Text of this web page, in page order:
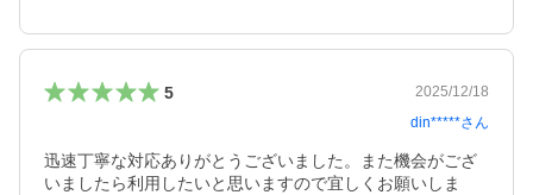
5
2025/12/18
din*****さん
迅速丁寧な対応ありがとうございました。また機会がござ
いましたら利用したいと思いますので宜しくお願いしま